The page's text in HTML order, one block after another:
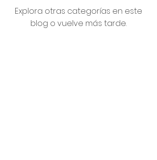
Explora otras categorías en este
blog o vuelve más tarde.